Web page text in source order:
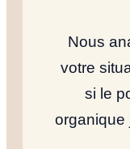
Nous
votre
si le
organique